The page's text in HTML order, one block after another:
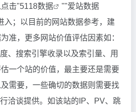
击"5118数据 ""爱站数据
入；以目前的网站数据参考，建
准，更多网站价值评估因素如：
、搜索引擎收录以及索引量、用
一个站的价值，最主要还是需要
需要，一些确切的数据则需要找
洽谈提供。如该站的IP、PV、跳